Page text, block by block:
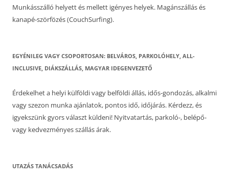
Munkásszálló helyett és mellett igényes helyek. Magánszállás és
kanapé-szörfözés (CouchSurfing).
EGYÉNILEG VAGY CSOPORTOSAN: BELVÁROS, PARKOLÓHELY, ALL-
INCLUSIVE, DIÁKSZÁLLÁS, MAGYAR IDEGENVEZETŐ
Érdekelhet a helyi külföldi vagy belföldi állás, idős-gondozás, alkalmi
vagy szezon munka ajánlatok, pontos idő, időjárás. Kérdezz, és
igyekszünk gyors választ küldeni! Nyitvatartás, parkoló-, belépő-
vagy kedvezményes szállás árak.
UTAZÁS TANÁCSADÁS